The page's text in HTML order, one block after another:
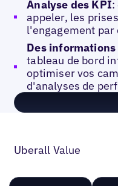
Analyse des KPI:
appeler, les
l'engagement par
Des
tableau de bord
optimiser vos
d'analyses de
Uberall Value